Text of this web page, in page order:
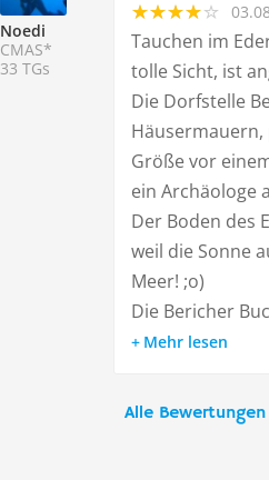
Noedi
CMAS*
33 TGs
Tauchen im
tolle Sicht, ist
Die Dorfstelle
Größe vor
ein Archäologe
Der Boden des
weil die Sonne
Meer! ;o)
Die Bericher
Mehr lesen
Alle